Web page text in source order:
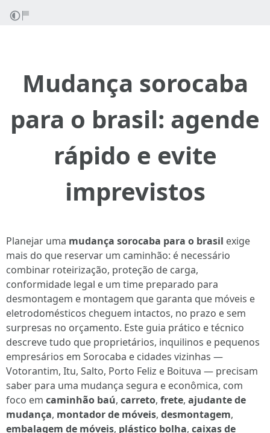
Mudança sorocaba
para o brasil: agende
rápido e evite
imprevistos
Planejar uma mudança sorocaba para o brasil exige
mais do que reservar um caminhão: é necessário
combinar roteirização, proteção de carga,
conformidade legal e um time preparado para
desmontagem e montagem que garanta que móveis e
eletrodomésticos cheguem intactos, no prazo e sem
surpresas no orçamento. Este guia prático e técnico
descreve tudo que proprietários, inquilinos e pequenos
empresários em Sorocaba e cidades vizinhas —
Votorantim, Itu, Salto, Porto Feliz e Boituva — precisam
saber para uma mudança segura e econômica, com
foco em caminhão baú, carreto, frete, ajudante de
mudança, montador de móveis, desmontagem,
embalagem de móveis, plástico bolha, caixas de